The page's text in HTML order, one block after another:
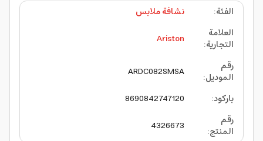
الفئة:
نشافة ملابس
العلامة
التجارية:
Ariston
رقم
الموديل:
ARDC082SMSA
باركود:
8690842747120
رقم
المنتج:
4326673